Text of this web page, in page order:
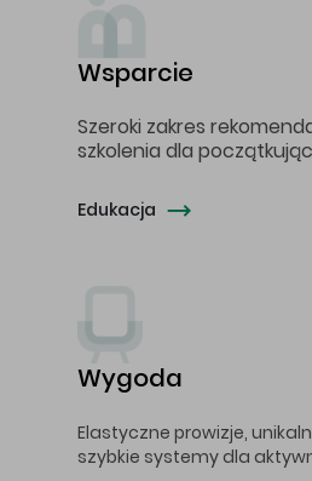
Wsparcie
Szeroki zakres
szkolenia dla
Edukacja
Wygoda
Elastyczne prowizje,
szybkie systemy dla